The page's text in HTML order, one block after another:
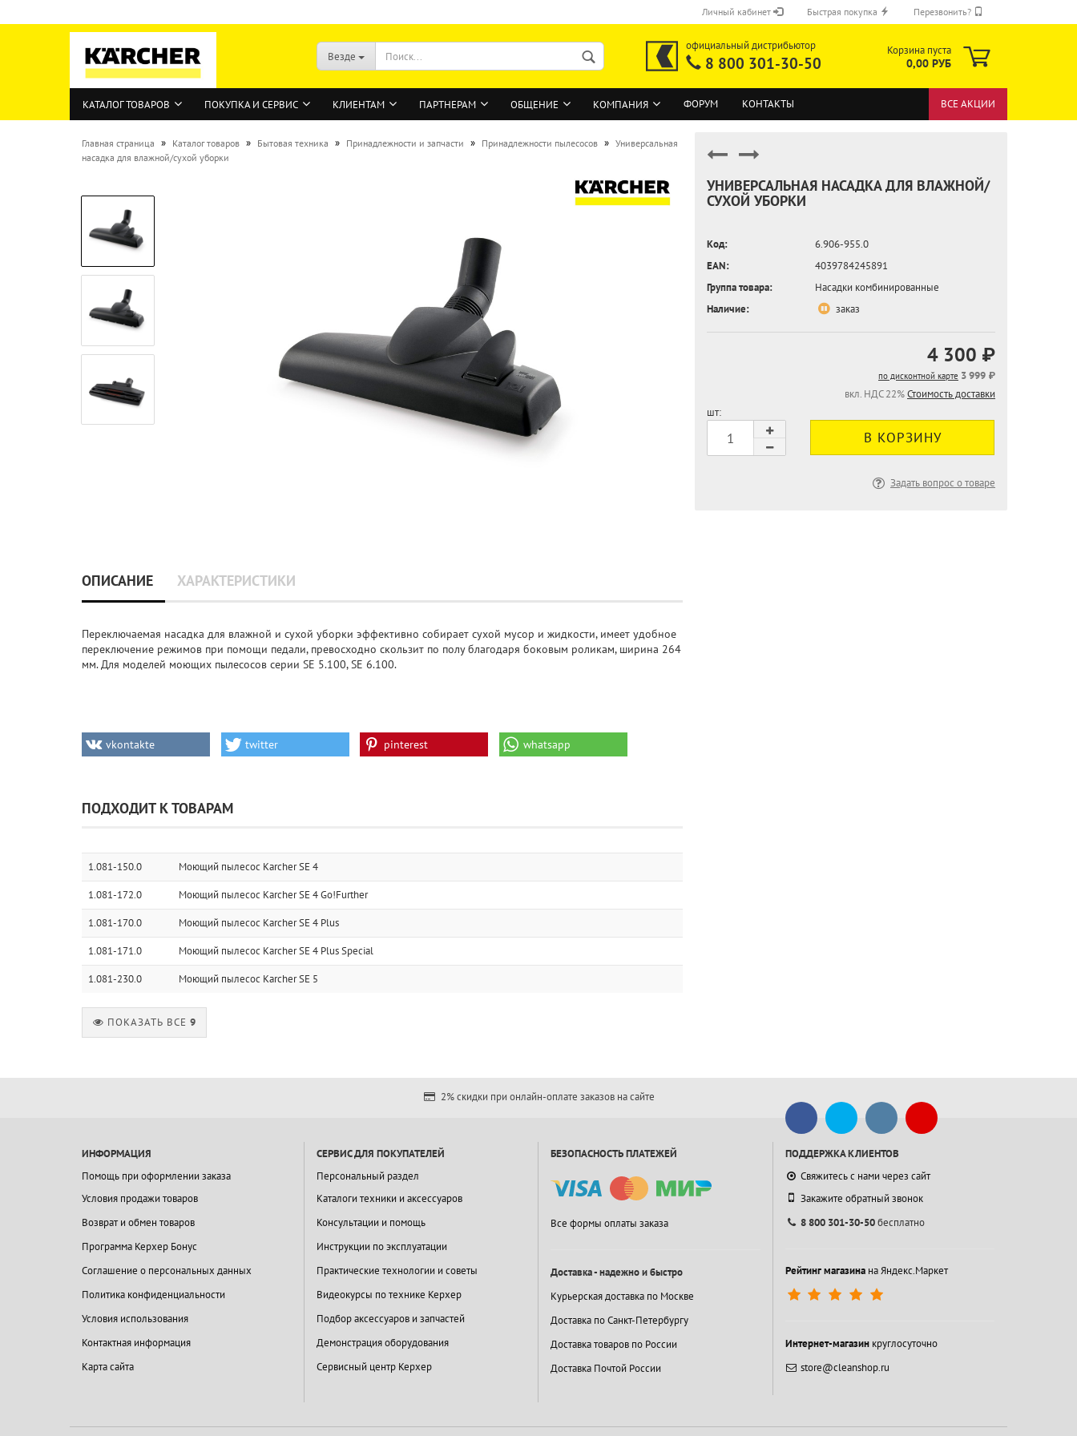
Личный кабинет
ВОЙТИ
Быстрая покупка Перезвонить?
ОТПРАВИТЬ
Везде
официальный дистрибьютор
8 800 301-30-50
Корзина пуста
0,00 РУБ
КАТАЛОГ ТОВАРОВ ПОКУПКА И СЕРВИС КЛИЕНТАМ ПАРТНЕРАМ ОБЩЕНИЕ КОМПАНИЯ ФОРУМ КОНТАКТЫ ВСЕ АКЦИИ
Главная страница » Каталог товаров » Бытовая техника » Принадлежности и запчасти » Принадлежности пылесосов » Универсальная
насадка для влажной/сухой уборки
УНИВЕРСАЛЬНАЯ НАСАДКА ДЛЯ ВЛАЖНОЙ/
СУХОЙ УБОРКИ
Код:
6.906-955.0
EAN:
4039784245891
Группа товара:
Насадки комбинированные
Наличие:
заказ
4 300 ₽
по дисконтной карте 3 999 ₽
вкл. НДС 22%Стоимость доставки
шт:
Задать вопрос о товаре
ОПИСАНИЕ ХАРАКТЕРИСТИКИ
Переключаемая насадка для влажной и сухой уборки эффективно собирает сухой мусор и жидкости, имеет удобное
переключение режимов при помощи педали, превосходно скользит по полу благодаря боковым роликам, ширина 264
мм. Для моделей моющих пылесосов серии SE 5.100, SE 6.100.
vkontakte twitter pinterest whatsapp
ПОДХОДИТ К ТОВАРАМ
1.081-150.0 Моющий пылесос Karcher SE 4
1.081-172.0 Моющий пылесос Karcher SE 4 Go!Further
1.081-170.0 Моющий пылесос Karcher SE 4 Plus
1.081-171.0 Моющий пылесос Karcher SE 4 Plus Special
1.081-230.0 Моющий пылесос Karcher SE 5
ПОКАЗАТЬ ВСЕ9
2% скидки при онлайн-оплате заказов на сайте
ИНФОРМАЦИЯ
Помощь при оформлении заказа
Условия продажи товаров
Возврат и обмен товаров
Программа Керхер Бонус
Соглашение о персональных данных
Политика конфиденциальности
Условия использования
Контактная информация
Карта сайта
СЕРВИС ДЛЯ ПОКУПАТЕЛЕЙ
Персональный раздел
Каталоги техники и аксессуаров
Консультации и помощь
Инструкции по эксплуатации
Практические технологии и советы
Видеокурсы по технике Керхер
Подбор аксессуаров и запчастей
Демонстрация оборудования
Сервисный центр Керхер
БЕЗОПАСНОСТЬ ПЛАТЕЖЕЙ
Все формы оплаты заказа
Доставка - надежно и быстро
Курьерская доставка по Москве
Доставка по Санкт-Петербургу
Доставка товаров по России
Доставка Почтой России
ПОДДЕРЖКА КЛИЕНТОВ
Свяжитесь с нами через сайт
Закажите обратный звонок
8 800 301-30-50бесплатно
Рейтинг магазинана Яндекс.Маркет
Интернет-магазинкруглосуточно
store@cleanshop.ru